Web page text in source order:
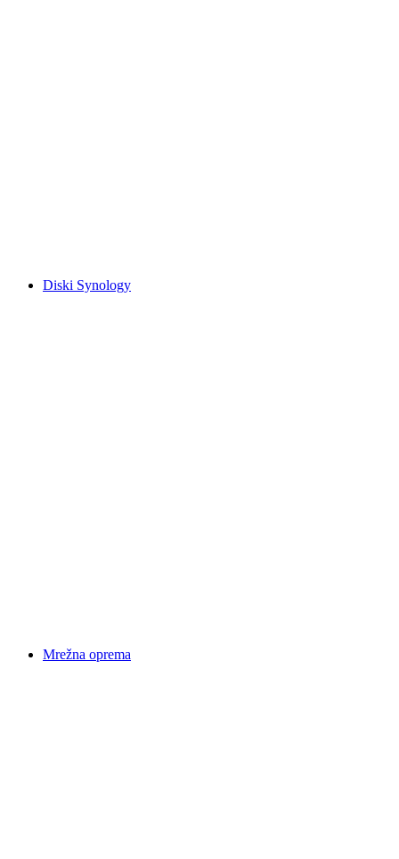
Diski Synology
Mrežna oprema